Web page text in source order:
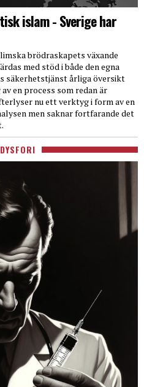
islam - Sverige har
brödraskapets växande
med stöd i både den egna
säkerhetstjänst årliga översikt
en process som redan är
nu ett verktyg i form av en
men saknar fortfarande det